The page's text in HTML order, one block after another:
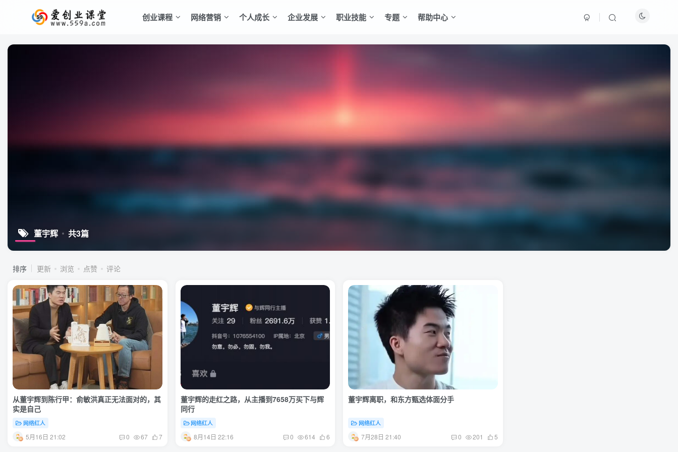
创业课程 网络营销 个人成长 企业发展 职业技能 专题 帮助中心
董宇辉 共3篇
排序 更新 浏览 点赞 评论
从董宇辉到陈行甲：俞敏洪真正无法面对的，其
实是自己
网络红人
5月16日 21:02 0 67 7
董宇辉的走红之路，从主播到7658万买下与辉
同行
网络红人
8月14日 22:16 0 614 6
董宇辉离职，和东方甄选体面分手
网络红人
7月28日 21:40 0 201 5